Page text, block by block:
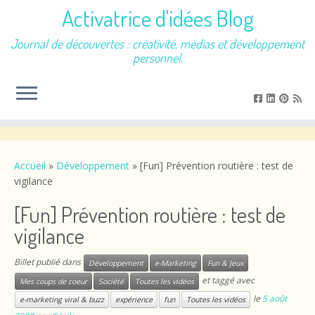
contenu
Activatrice d'idées Blog
Journal de découvertes : créativité, médias et développement
personnel.
Accueil » Développement » [Fun] Prévention routière : test de
vigilance
[Fun] Prévention routière : test de
vigilance
Billet publié dans Développement e-Marketing
Fun & Jeux
Mes coups de coeur
Société Toutes les vidéos et taggé avec
e-marketing viral & buzz expérience fun Toutes les vidéos le 5 août